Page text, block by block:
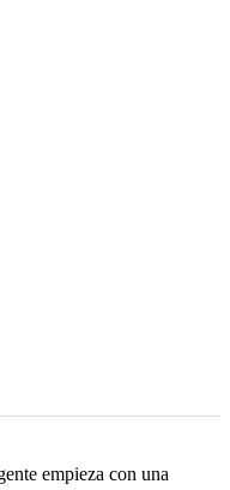
empieza con una